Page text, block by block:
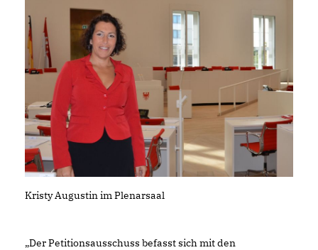
Kristy Augustin im Plenarsaal
Der Petitionsausschuss befasst sich mit den